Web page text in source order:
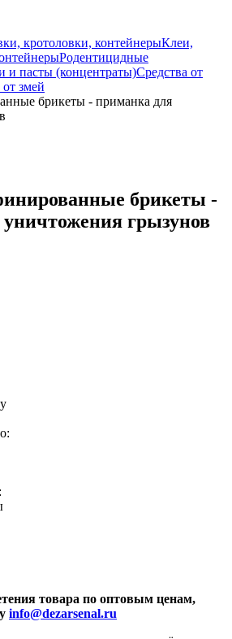
кротоловки, контейнерыКлеи,
Родентицидные
и пасты (концентраты)Средства от
змей
брикеты - приманка для
брикеты -
грызунов
товара по оптовым ценам,
info@dezarsenal.ru